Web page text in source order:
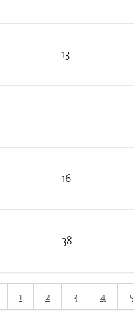
13
16
38
1 2 3 4 5